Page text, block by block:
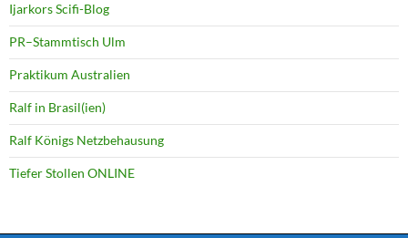
Ijarkors Scifi-Blog
PR–Stammtisch Ulm
Praktikum Australien
Ralf in Brasil(ien)
Ralf Königs Netzbehausung
Tiefer Stollen ONLINE